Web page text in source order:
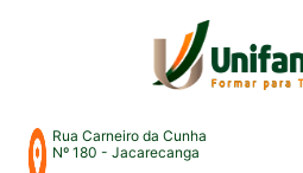
Rua Carneiro da Cunha
Nº 180 - Jacarecanga